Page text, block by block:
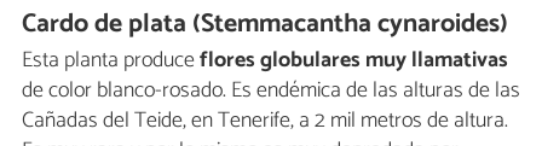
Cardo de plata (Stemmacantha cynaroides)
Esta planta produceflores globulares muy llamativas
de color blanco-rosado. Es endémica de las alturas de las
Cañadas del Teide, en Tenerife, a 2 mil metros de altura.